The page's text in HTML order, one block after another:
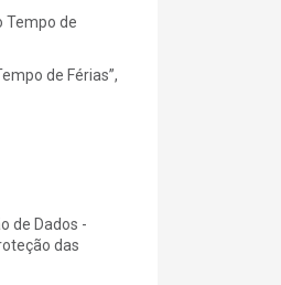
Tempo de
de Férias”,
de Dados -
das